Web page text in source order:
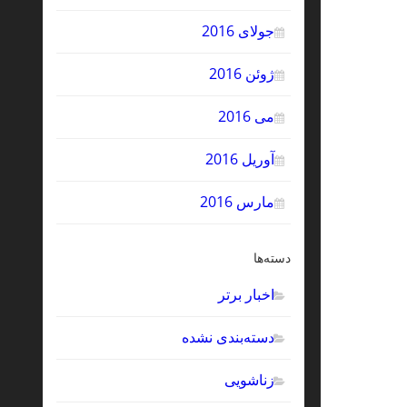
جولای 2016
ژوئن 2016
می 2016
آوریل 2016
مارس 2016
دسته‌ها
اخبار برتر
دسته‌بندی نشده
زناشویی